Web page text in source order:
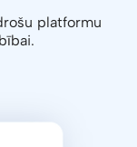
platformu